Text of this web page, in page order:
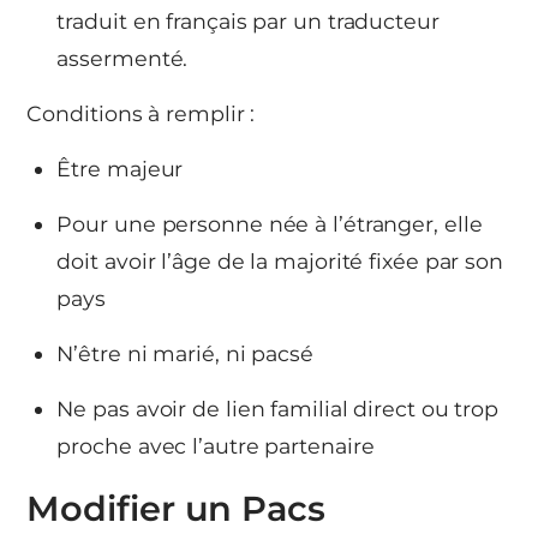
traduit en français par un traducteur
assermenté.
Conditions à remplir :
Être majeur
Pour une personne née à l’étranger, elle
doit avoir l’âge de la majorité fixée par son
pays
N’être ni marié, ni pacsé
Ne pas avoir de lien familial direct ou trop
proche avec l’autre partenaire
Modifier un Pacs